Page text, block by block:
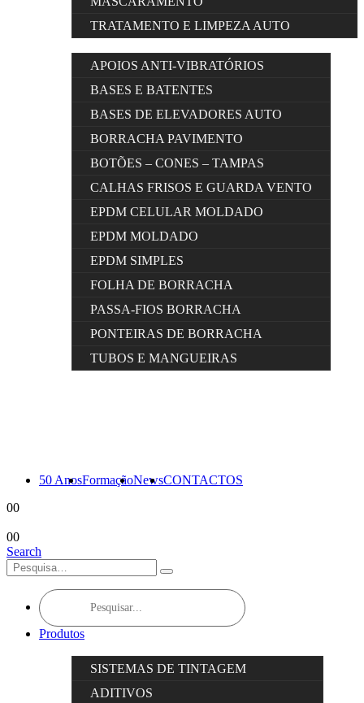
TRATAMENTO E LIMPEZA AUTO
APOIOS ANTI-VIBRATÓRIOS
BASES E BATENTES
BASES DE ELEVADORES AUTO
BORRACHA PAVIMENTO
BOTÕES – CONES – TAMPAS
CALHAS FRISOS E GUARDA VENTO
EPDM CELULAR MOLDADO
EPDM MOLDADO
EPDM SIMPLES
FOLHA DE BORRACHA
PASSA-FIOS BORRACHA
PONTEIRAS DE BORRACHA
TUBOS E MANGUEIRAS
50 AnosFormaçãoNewsCONTACTOS
00
00
Search
Products
search
Produtos
SISTEMAS DE TINTAGEM
ADITIVOS